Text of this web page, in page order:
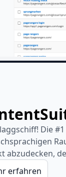
Die
abzudecken,
erfahren